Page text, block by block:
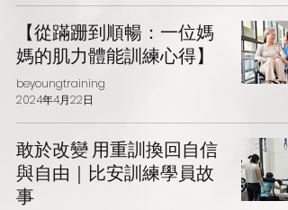
【從蹣跚到順暢：一位媽
媽的肌力體能訓練心得】
beyoungtraining
2024年4月22日
敢於改變 用重訓換回自信
與自由｜比安訓練學員故
事